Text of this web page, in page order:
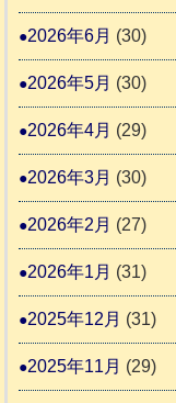
2026年6月 (30)
2026年5月 (30)
2026年4月 (29)
2026年3月 (30)
2026年2月 (27)
2026年1月 (31)
2025年12月 (31)
2025年11月 (29)